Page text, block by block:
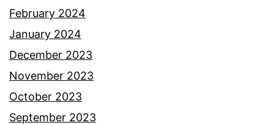
n
A
z
i
z
February 2024
January 2024
December 2023
November 2023
October 2023
September 2023